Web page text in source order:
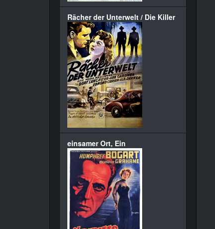
Rächer der Unterwelt / Die Killer
einsamer Ort, Ein